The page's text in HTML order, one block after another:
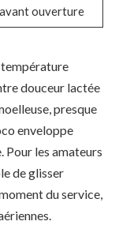
ouverture
douceur lactée
presque
enveloppe
Pour les amateurs
de glisser
du service,